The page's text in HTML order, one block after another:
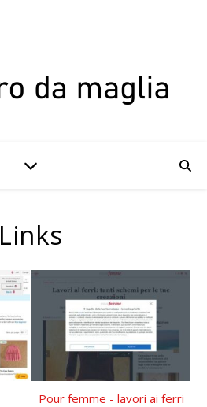
Links
Pour femme - lavori ai ferri